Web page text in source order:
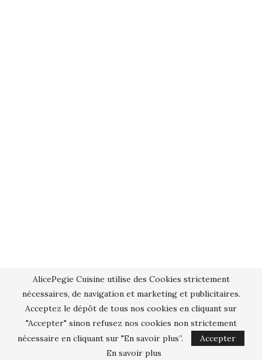
AlicePegie Cuisine utilise des Cookies strictement
nécessaires, de navigation et marketing et publicitaires.
Acceptez le dépôt de tous nos cookies en cliquant sur
"Accepter" sinon refusez nos cookies non strictement
nécessaire en cliquant sur "En savoir plus”.
Accepter
En savoir plus